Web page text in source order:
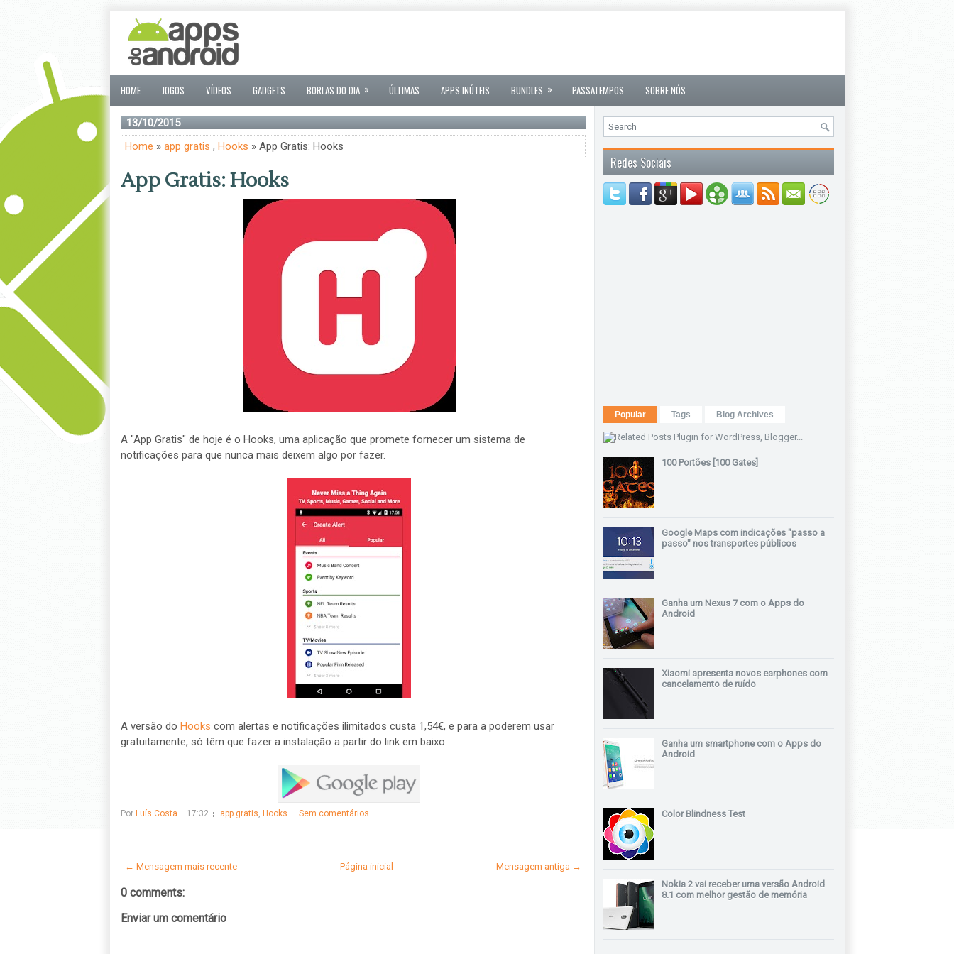
HOME JOGOS VÍDEOS GADGETS BORLAS DO DIA » ÚLTIMAS APPS INÚTEIS BUNDLES » PASSATEMPOS SOBRE NÓS
13/10/2015
Home » app gratis , Hooks » App Gratis: Hooks
App Gratis: Hooks
A "App Gratis" de hoje é o Hooks, uma aplicação que promete fornecer um sistema de
notificações para que nunca mais deixem algo por fazer.
A versão do Hooks com alertas e notificações ilimitados custa 1,54€, e para a poderem usar
gratuitamente, só têm que fazer a instalação a partir do link em baixo.
Por Luís Costa 17:32 app gratis, Hooks Sem comentários
← Mensagem mais recente Mensagem antiga →
Página inicial
0 comments:
Enviar um comentário
Redes Sociais
Popular Tags Blog Archives
100 Portões [100 Gates]
Google Maps com indicações "passo a
passo" nos transportes públicos
Ganha um Nexus 7 com o Apps do
Android
Xiaomi apresenta novos earphones com
cancelamento de ruído
Ganha um smartphone com o Apps do
Android
Color Blindness Test
Nokia 2 vai receber uma versão Android
8.1 com melhor gestão de memória